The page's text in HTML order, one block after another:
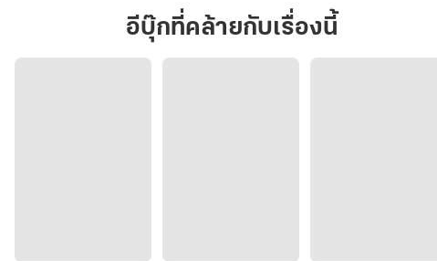
|
เปิด
หัว
อีบุ๊กที่คล้ายกับเรื่องนี้